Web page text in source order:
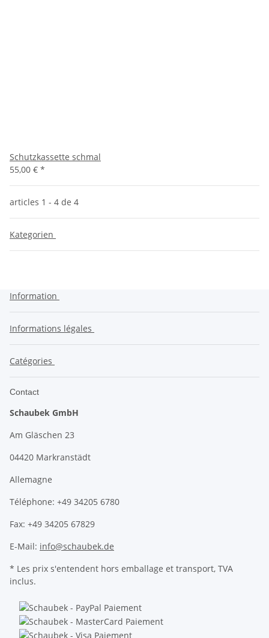
Schutzkassette schmal
55,00 € *
articles 1 - 4 de 4
Kategorien
Information
Informations légales
Catégories
Contact
Schaubek GmbH
Am Gläschen 23
04420 Markranstädt
Allemagne
Téléphone: +49 34205 6780
Fax: +49 34205 67829
E-Mail: info@schaubek.de
* Les prix s'entendent hors emballage et transport, TVA
inclus.